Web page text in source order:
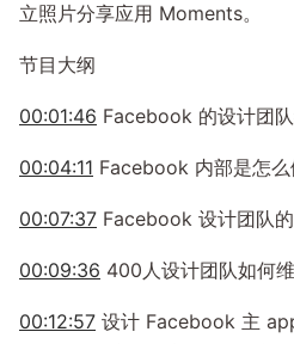
立照片分享应用 Moments。
节目大纲
00:01:46 Facebook 的设计团
00:04:11 Facebook 内部是怎
00:07:37 Facebook 设计团队
00:09:36 400人设计团队如何
00:12:57 设计 Facebook 主